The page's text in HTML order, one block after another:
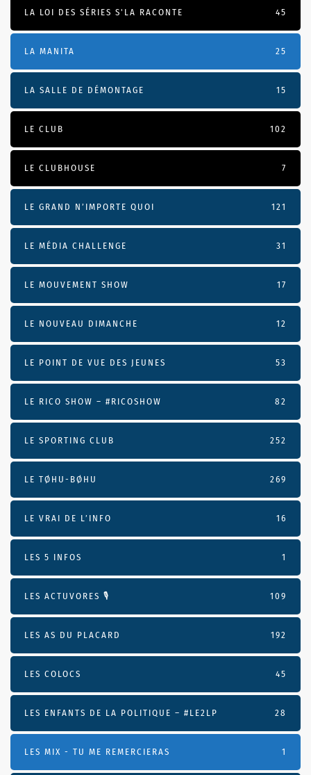
LA LOI DES SÉRIES S'LA RACONTE 45
LA MANITA 25
LA SALLE DE DÉMONTAGE 15
LE CLUB 102
LE CLUBHOUSE 7
LE GRAND N’IMPORTE QUOI 121
LE MÉDIA CHALLENGE 31
LE MOUVEMENT SHOW 17
LE NOUVEAU DIMANCHE 12
LE POINT DE VUE DES JEUNES 53
LE RICO SHOW – #RICOSHOW 82
LE SPORTING CLUB 252
LE TØHU-BØHU 269
LE VRAI DE L’INFO 16
LES 5 INFOS 1
LES ACTUVORES 🎙 109
LES AS DU PLACARD 192
LES COLOCS 45
LES ENFANTS DE LA POLITIQUE – #LE2LP 28
LES MIX - TU ME REMERCIERAS 1